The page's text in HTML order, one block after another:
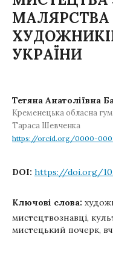
МАЛЯРСТВА
УКРАЇНИ
Тетяна Анатоліївна
Кременецька обласна
Тараса Шевченка
https://orcid.org/0000-
DOI: https://doi.org/
Ключові слова:
мистецтвознавці,
мистецький почерк,